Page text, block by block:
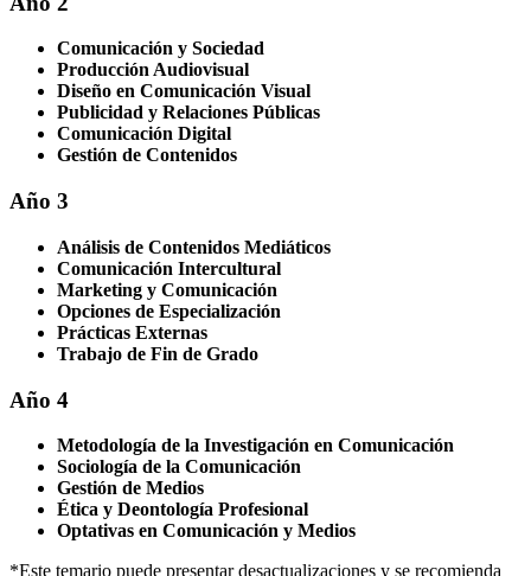
Comunicación y Sociedad
Producción Audiovisual
Diseño en Comunicación Visual
Publicidad y Relaciones Públicas
Comunicación Digital
Gestión de Contenidos
Año 3
Análisis de Contenidos Mediáticos
Comunicación Intercultural
Marketing y Comunicación
Opciones de Especialización
Prácticas Externas
Trabajo de Fin de Grado
Año 4
Metodología de la Investigación en Comunicación
Sociología de la Comunicación
Gestión de Medios
Ética y Deontología Profesional
Optativas en Comunicación y Medios
*Este temario puede presentar desactualizaciones y se recomienda